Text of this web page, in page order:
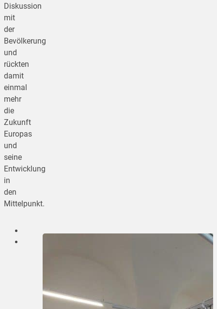
Diskussion
mit
der
Bevölkerung
und
rückten
damit
einmal
mehr
die
Zukunft
Europas
und
seine
Entwicklung
in
den
Mittelpunkt.